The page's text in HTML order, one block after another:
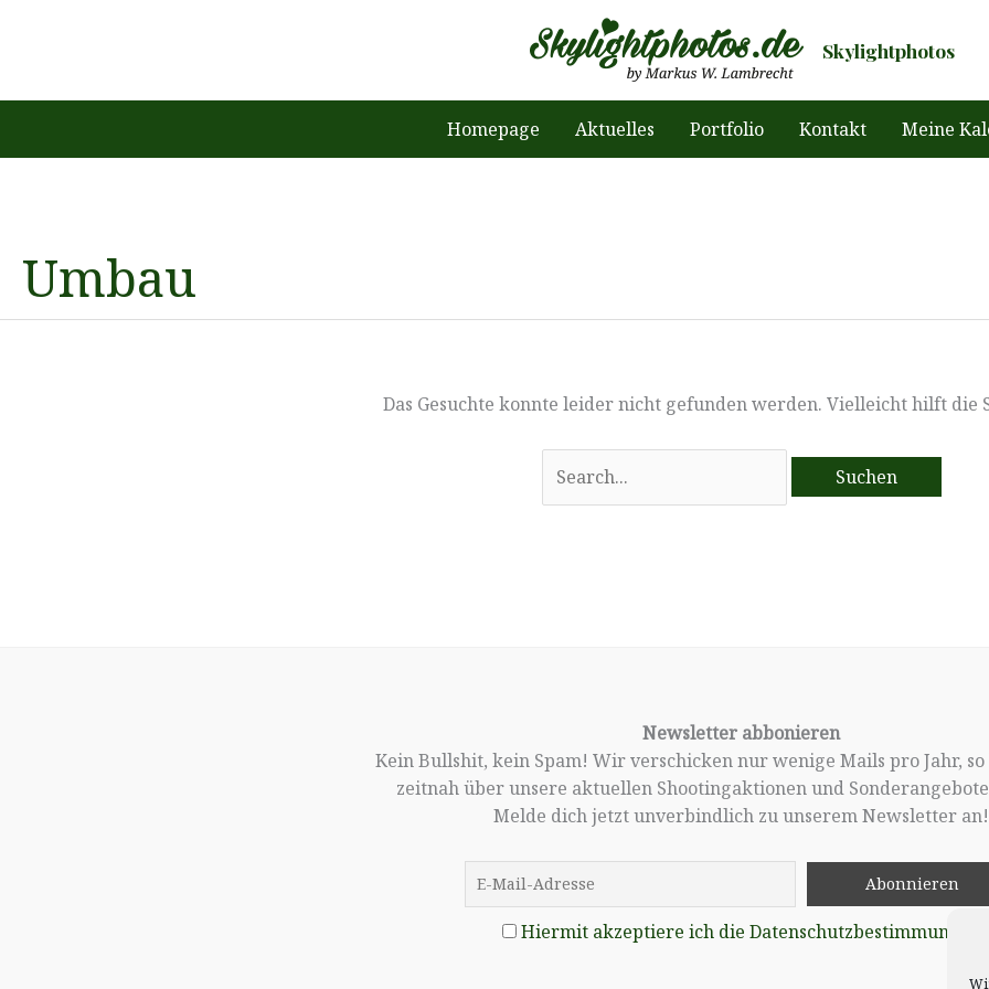
Skylightphotos
Homepage Aktuelles Portfolio Kontakt Meine
Umbau
Das Gesuchte konnte leider nicht gefunden werden. Vielleicht hilft die
nach:
Newsletter abbonieren
Kein Bullshit, kein Spam! Wir verschicken nur wenige Mails pro Jahr,
zeitnah über unsere aktuellen Shootingaktionen und
Melde dich jetzt unverbindlich zu unserem Newsletter an!
Hiermit akzeptiere ich die Datenschutzbestimmungen